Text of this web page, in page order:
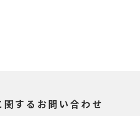
関するお問い合わせ